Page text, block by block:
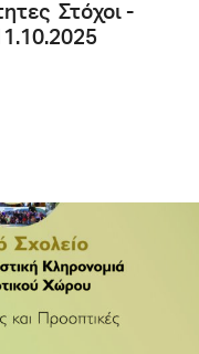
Στόχοι -